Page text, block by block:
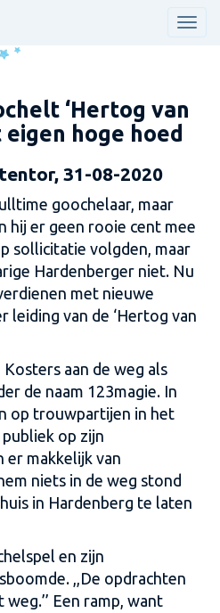
‘Hertog van
hoge hoed
31-08-2020
goochelaar, maar
hij er geen rooie cent mee
sollicitatie volgden, maar
Hardenberger niet. Nu
met nieuwe
leiding van de ‘Hertog van
aan de weg als
de naam 123magie. In
op trouwpartijen in het
op zijn
er makkelijk van
niets in de weg stond
in Hardenberg te laten
en zijn
,,De opdrachten
Een ramp, want